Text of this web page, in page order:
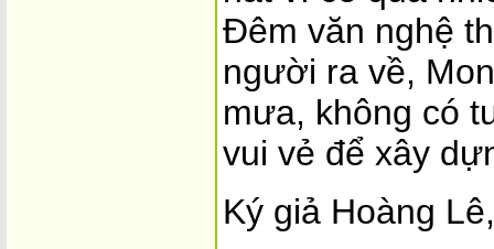
Đêm văn nghệ
người ra về,
mưa, không có
vui vẻ để xây
Ký giả Hoàng